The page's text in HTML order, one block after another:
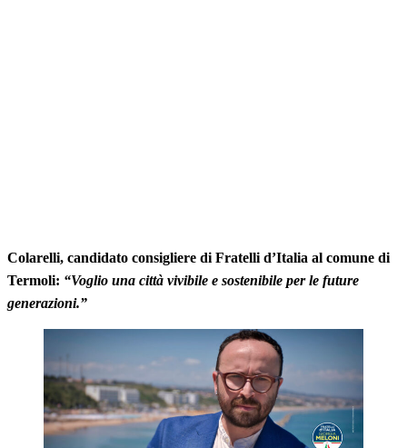
Colarelli, candidato consigliere di Fratelli d’Italia al comune di
Termoli: “Voglio una città vivibile e sostenibile per le future
generazioni.”